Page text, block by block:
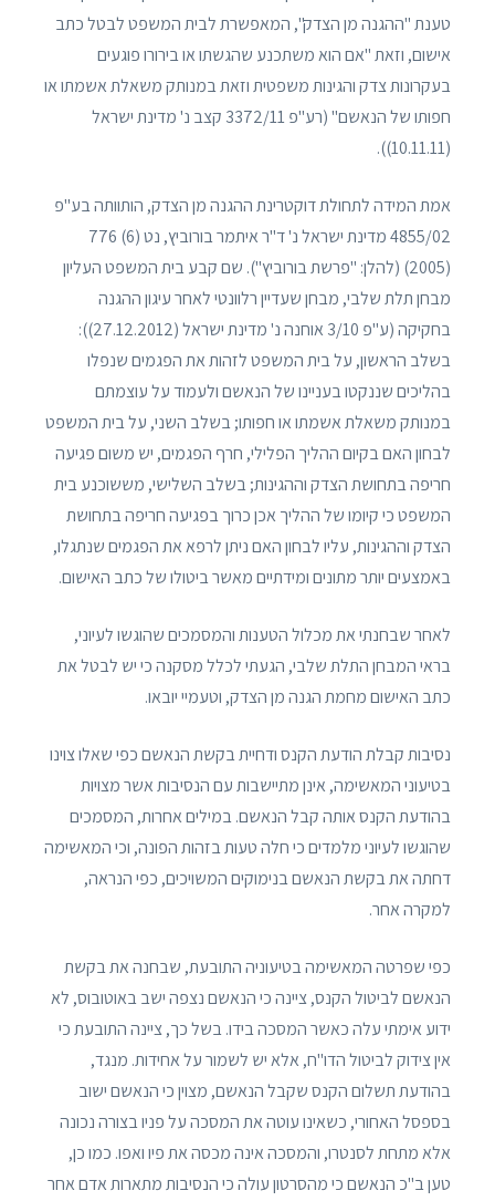
טענת "ההגנה מן הצדק", המאפשרת לבית המשפט לבטל כתב
אישום, וזאת "אם הוא משתכנע שהגשתו או בירורו פוגעים
בעקרונות צדק והגינות משפטית וזאת במנותק משאלת אשמתו או
חפותו של הנאשם" (רע"פ 3372/11 קצב נ' מדינת ישראל
(10.11.11)).
אמת המידה לתחולת דוקטרינת ההגנה מן הצדק, הותוותה בע"פ
4855/02 מדינת ישראל נ' ד"ר איתמר בורוביץ, נט (6) 776
(2005) (להלן: "פרשת בורוביץ"). שם קבע בית המשפט העליון
מבחן תלת שלבי, מבחן שעדיין רלוונטי לאחר עיגון ההגנה
בחקיקה (ע"פ 3/10 אוחנה נ' מדינת ישראל (27.12.2012)):
בשלב הראשון, על בית המשפט לזהות את הפגמים שנפלו
בהליכים שננקטו בעניינו של הנאשם ולעמוד על עוצמתם
במנותק משאלת אשמתו או חפותו; בשלב השני, על בית המשפט
לבחון האם בקיום ההליך הפלילי, חרף הפגמים, יש משום פגיעה
חריפה בתחושת הצדק וההגינות; בשלב השלישי, מששוכנע בית
המשפט כי קיומו של ההליך אכן כרוך בפגיעה חריפה בתחושת
הצדק וההגינות, עליו לבחון האם ניתן לרפא את הפגמים שנתגלו,
באמצעים יותר מתונים ומידתיים מאשר ביטולו של כתב האישום.
לאחר שבחנתי את מכלול הטענות והמסמכים שהוגשו לעיוני,
בראי המבחן התלת שלבי, הגעתי לכלל מסקנה כי יש לבטל את
כתב האישום מחמת הגנה מן הצדק, וטעמיי יובאו.
נסיבות קבלת הודעת הקנס ודחיית בקשת הנאשם כפי שאלו צוינו
בטיעוני המאשימה, אינן מתיישבות עם הנסיבות אשר מצויות
בהודעת הקנס אותה קבל הנאשם. במילים אחרות, המסמכים
שהוגשו לעיוני מלמדים כי חלה טעות בזהות הפונה, וכי המאשימה
דחתה את בקשת הנאשם בנימוקים המשויכים, כפי הנראה,
למקרה אחר.
כפי שפרטה המאשימה בטיעוניה התובעת, שבחנה את בקשת
הנאשם לביטול הקנס, ציינה כי הנאשם נצפה ישב באוטובוס, לא
ידוע אימתי עלה כאשר המסכה בידו. בשל כך, ציינה התובעת כי
אין צידוק לביטול הדו"ח, אלא יש לשמור על אחידות. מנגד,
בהודעת תשלום הקנס שקבל הנאשם, מצוין כי הנאשם ישוב
בספסל האחורי, כשאינו עוטה את המסכה על פניו בצורה נכונה
אלא מתחת לסנטרו, והמסכה אינה מכסה את פיו ואפו. כמו כן,
טען ב"כ הנאשם כי מהסרטון עולה כי הנסיבות מתארות אדם אחר